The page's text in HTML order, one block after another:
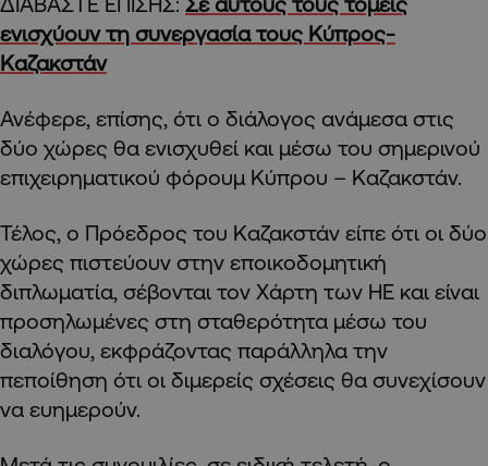
ενισχύουν τη συνεργασία τους Κύπρος-
Καζακστάν
Ανέφερε, επίσης, ότι ο διάλογος ανάμεσα στις
δύο χώρες θα ενισχυθεί και μέσω του σημερινού
επιχειρηματικού φόρουμ Κύπρου – Καζακστάν.
Τέλος, ο Πρόεδρος του Καζακστάν είπε ότι οι δύο
χώρες πιστεύουν στην εποικοδομητική
διπλωματία, σέβονται τον Χάρτη των ΗΕ και είναι
προσηλωμένες στη σταθερότητα μέσω του
διαλόγου, εκφράζοντας παράλληλα την
πεποίθηση ότι οι διμερείς σχέσεις θα συνεχίσουν
να ευημερούν.